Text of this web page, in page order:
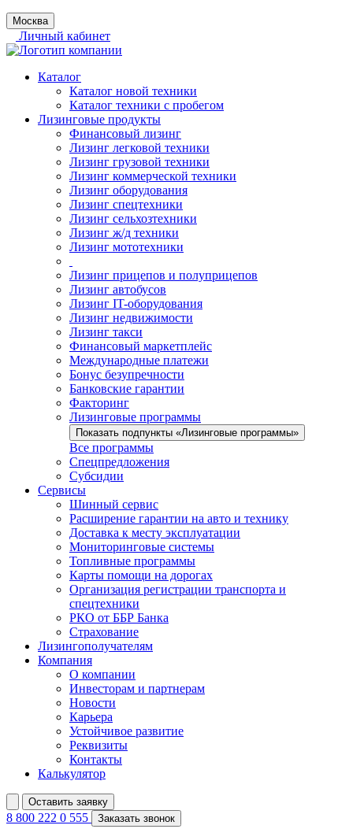
Москва
Личный кабинет
Каталог
Каталог новой техники
Каталог техники с пробегом
Лизинговые продукты
Финансовый лизинг
Лизинг легковой техники
Лизинг грузовой техники
Лизинг коммерческой техники
Лизинг оборудования
Лизинг спецтехники
Лизинг сельхозтехники
Лизинг ж/д техники
Лизинг мототехники
Лизинг прицепов и полуприцепов
Лизинг автобусов
Лизинг IT-оборудования
Лизинг недвижимости
Лизинг такси
Финансовый маркетплейс
Международные платежи
Бонус безупречности
Банковские гарантии
Факторинг
Лизинговые программы
Показать подпункты «Лизинговые программы»
Все программы
Спецпредложения
Субсидии
Сервисы
Шинный сервис
Расширение гарантии на авто и технику
Доставка к месту эксплуатации
Мониторинговые системы
Топливные программы
Карты помощи на дорогах
Организация регистрации транспорта и
спецтехники
РКО от ББР Банка
Страхование
Лизингополучателям
Компания
О компании
Инвесторам и партнерам
Новости
Карьера
Устойчивое развитие
Реквизиты
Контакты
Калькулятор
Оставить заявку
8 800 222 0 555 Заказать звонок